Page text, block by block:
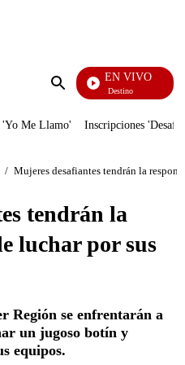
Enviar
EN VIVO
El Juego De Mi Destino
Me Llamo' Inscripciones
/ Mujeres desafiantes tendrán la
tendrán la
luchar por sus
Región se enfrentarán a
un jugoso botín y
equipos.